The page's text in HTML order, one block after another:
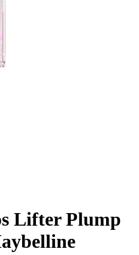
Lifter Plump